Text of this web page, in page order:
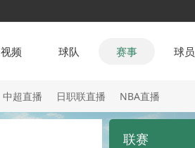
视频 球队 赛事 球员
中超直播 日职联直播 NBA直播
联赛